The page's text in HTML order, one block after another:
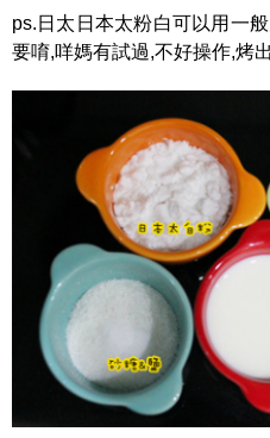
ps.日太日本太粉白可以用一
要唷,咩媽有試過,不好操作,烤